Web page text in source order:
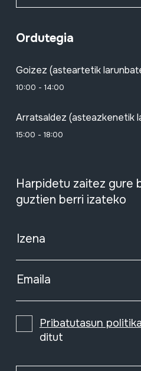
Ordutegia
Goizez (asteartetik
10:00 - 14:00
Arratsaldez (asteazkenetik
15:00 - 18:00
Harpidetu zaitez gure
guztien berri izateko
Izena
Emaila
Pribatutasun politika
ditut